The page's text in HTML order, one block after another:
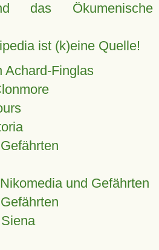
das Ökumenische
ist (k)eine Quelle!
Achard-Finglas
und Gefährten